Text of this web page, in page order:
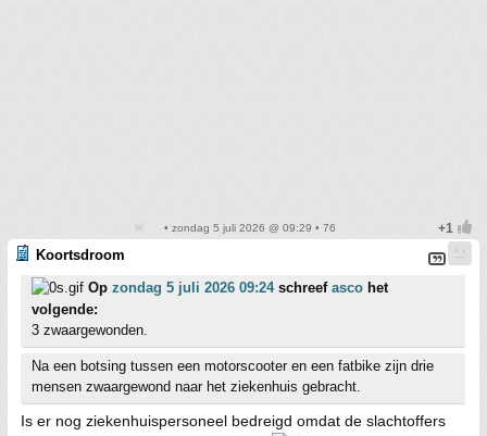
• zondag 5 juli 2026 @ 09:29 • 76
Koortsdroom
Op zondag 5 juli 2026 09:24schreef asco het
volgende:
3 zwaargewonden.
Na een botsing tussen een motorscooter en een fatbike zijn drie
mensen zwaargewond naar het ziekenhuis gebracht.
Is er nog ziekenhuispersoneel bedreigd omdat de slachtoffers